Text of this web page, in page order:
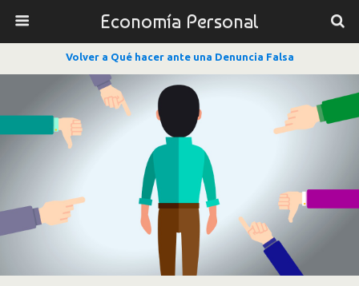
Economía Personal
Volver a Qué hacer ante una Denuncia Falsa